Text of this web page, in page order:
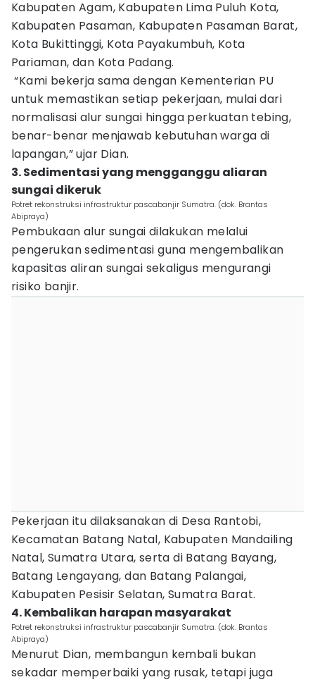
Kabupaten Agam, Kabupaten Lima Puluh Kota,
Kabupaten Pasaman, Kabupaten Pasaman Barat,
Kota Bukittinggi, Kota Payakumbuh, Kota
Pariaman, dan Kota Padang.
“Kami bekerja sama dengan Kementerian PU
untuk memastikan setiap pekerjaan, mulai dari
normalisasi alur sungai hingga perkuatan tebing,
benar-benar menjawab kebutuhan warga di
lapangan,” ujar Dian.
3. Sedimentasi yang mengganggu aliaran
sungai dikeruk
Potret rekonstruksi infrastruktur pascabanjir Sumatra. (dok. Brantas
Abipraya)
Pembukaan alur sungai dilakukan melalui
pengerukan sedimentasi guna mengembalikan
kapasitas aliran sungai sekaligus mengurangi
risiko banjir.
Pekerjaan itu dilaksanakan di Desa Rantobi,
Kecamatan Batang Natal, Kabupaten Mandailing
Natal, Sumatra Utara, serta di Batang Bayang,
Batang Lengayang, dan Batang Palangai,
Kabupaten Pesisir Selatan, Sumatra Barat.
4. Kembalikan harapan masyarakat
Potret rekonstruksi infrastruktur pascabanjir Sumatra. (dok. Brantas
Abipraya)
Menurut Dian, membangun kembali bukan
sekadar memperbaiki yang rusak, tetapi juga